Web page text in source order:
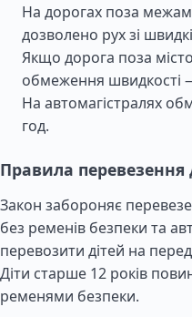
На дорогах поза
дозволено рух зі
Якщо дорога поза
обмеження швидкості
На автомагістралях
год.
Правила перевезення
Закон забороняє
без ременів безпеки та
перевозити дітей на
Діти старше 12 років
ременями безпеки.